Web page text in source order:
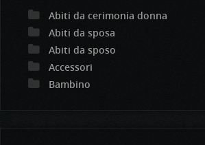
Abiti da cerimonia donna
Abiti da sposa
Abiti da sposo
Accessori
Bambino